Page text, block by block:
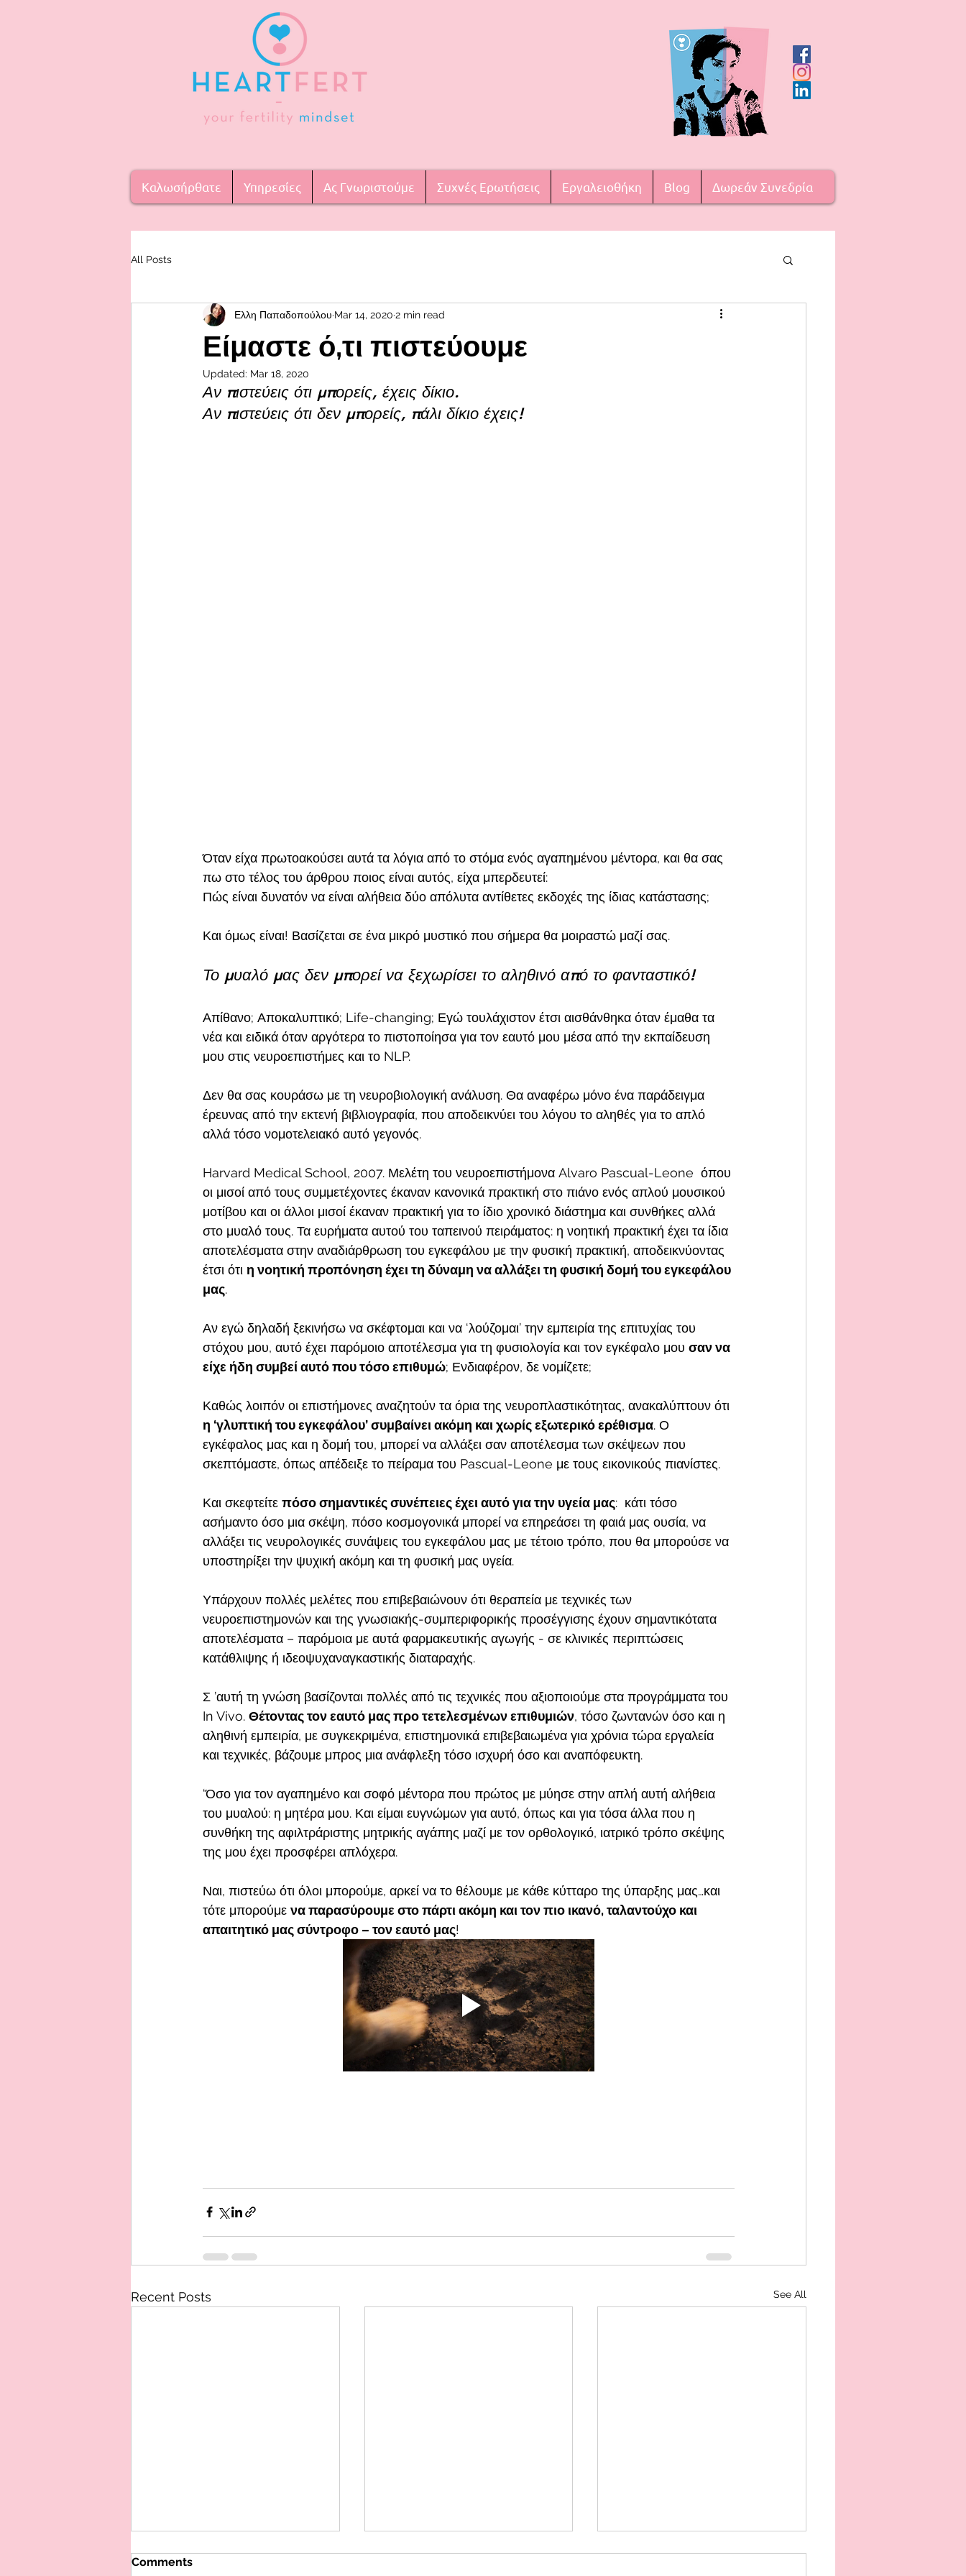
Καλωσήρθατε Υπηρεσίες Ας Γνωριστούμε Συχνές Ερωτήσεις Εργαλειοθήκη Blog Δωρεάν Συνεδρία
All Posts
Είμαστε ό,τι πιστεύουμε
Ελλη Παπαδοπούλου Mar 14, 2020 2 min read
Updated: Mar 18, 2020
Αν πιστεύεις ότι μπορείς, έχεις δίκιο.
Αν πιστεύεις ότι δεν μπορείς, πάλι δίκιο έχεις!
Όταν είχα πρωτοακούσει αυτά τα λόγια από το στόμα ενός αγαπημένου μέντορα, και θα σας
πω στο τέλος του άρθρου ποιος είναι αυτός, είχα μπερδευτεί:
Πώς είναι δυνατόν να είναι αλήθεια δύο απόλυτα αντίθετες εκδοχές της ίδιας κατάστασης;
Και όμως είναι! Βασίζεται σε ένα μικρό μυστικό που σήμερα θα μοιραστώ μαζί σας.
Το μυαλό μας δεν μπορεί να ξεχωρίσει το αληθινό από το φανταστικό!
Απίθανο; Αποκαλυπτικό; Life-changing; Εγώ τουλάχιστον έτσι αισθάνθηκα όταν έμαθα τα
νέα και ειδικά όταν αργότερα το πιστοποίησα για τον εαυτό μου μέσα από την εκπαίδευση
μου στις νευροεπιστήμες και το NLP.
Δεν θα σας κουράσω με τη νευροβιολογική ανάλυση. Θα αναφέρω μόνο ένα παράδειγμα
έρευνας από την εκτενή βιβλιογραφία, που αποδεικνύει του λόγου το αληθές για το απλό
αλλά τόσο νομοτελειακό αυτό γεγονός.
Harvard Medical School, 2007. Μελέτη του νευροεπιστήμονα Alvaro Pascual-Leone  όπου
οι μισοί από τους συμμετέχοντες έκαναν κανονικά πρακτική στο πιάνο ενός απλού μουσικού
μοτίβου και οι άλλοι μισοί έκαναν πρακτική για το ίδιο χρονικό διάστημα και συνθήκες αλλά
στο μυαλό τους. Τα ευρήματα αυτού του ταπεινού πειράματος: η νοητική πρακτική έχει τα ίδια
αποτελέσματα στην αναδιάρθρωση του εγκεφάλου με την φυσική πρακτική, αποδεικνύοντας
έτσι ότι η νοητική προπόνηση έχει τη δύναμη να αλλάξει τη φυσική δομή του εγκεφάλου
μας.
Αν εγώ δηλαδή ξεκινήσω να σκέφτομαι και να ‘λούζομαι’ την εμπειρία της επιτυχίας του
στόχου μου, αυτό έχει παρόμοιο αποτέλεσμα για τη φυσιολογία και τον εγκέφαλο μου σαν να
είχε ήδη συμβεί αυτό που τόσο επιθυμώ; Ενδιαφέρον, δε νομίζετε;
Καθώς λοιπόν οι επιστήμονες αναζητούν τα όρια της νευροπλαστικότητας, ανακαλύπτουν ότι
η ‘γλυπτική του εγκεφάλου’ συμβαίνει ακόμη και χωρίς εξωτερικό ερέθισμα. Ο
εγκέφαλος μας και η δομή του, μπορεί να αλλάξει σαν αποτέλεσμα των σκέψεων που
σκεπτόμαστε, όπως απέδειξε το πείραμα του Pascual-Leone με τους εικονικούς πιανίστες.
Και σκεφτείτε πόσο σημαντικές συνέπειες έχει αυτό για την υγεία μας:  κάτι τόσο
ασήμαντο όσο μια σκέψη, πόσο κοσμογονικά μπορεί να επηρεάσει τη φαιά μας ουσία, να
αλλάξει τις νευρολογικές συνάψεις του εγκεφάλου μας με τέτοιο τρόπο, που θα μπορούσε να
υποστηρίξει την ψυχική ακόμη και τη φυσική μας υγεία.
Υπάρχουν πολλές μελέτες που επιβεβαιώνουν ότι θεραπεία με τεχνικές των
νευροεπιστημονών και της γνωσιακής-συμπεριφορικής προσέγγισης έχουν σημαντικότατα
αποτελέσματα – παρόμοια με αυτά φαρμακευτικής αγωγής - σε κλινικές περιπτώσεις
κατάθλιψης ή ιδεοψυχαναγκαστικής διαταραχής.
Σ ’αυτή τη γνώση βασίζονται πολλές από τις τεχνικές που αξιοποιούμε στα προγράμματα του
In Vivo. Θέτοντας τον εαυτό μας προ τετελεσμένων επιθυμιών, τόσο ζωντανών όσο και η
αληθινή εμπειρία, με συγκεκριμένα, επιστημονικά επιβεβαιωμένα για χρόνια τώρα εργαλεία
και τεχνικές, βάζουμε μπρος μια ανάφλεξη τόσο ισχυρή όσο και αναπόφευκτη.
‘Όσο για τον αγαπημένο και σοφό μέντορα που πρώτος με μύησε στην απλή αυτή αλήθεια
του μυαλού: η μητέρα μου. Και είμαι ευγνώμων για αυτό, όπως και για τόσα άλλα που η
συνθήκη της αφιλτράριστης μητρικής αγάπης μαζί με τον ορθολογικό, ιατρικό τρόπο σκέψης
της μου έχει προσφέρει απλόχερα.
Ναι, πιστεύω ότι όλοι μπορούμε, αρκεί να το θέλουμε με κάθε κύτταρο της ύπαρξης μας…και
τότε μπορούμε να παρασύρουμε στο πάρτι ακόμη και τον πιο ικανό, ταλαντούχο και
απαιτητικό μας σύντροφο – τον εαυτό μας!
Recent Posts See All
Comments